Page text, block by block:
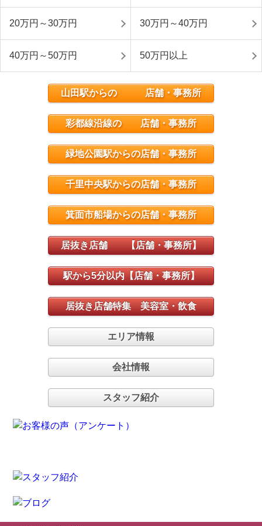
20万円～30万円 30万円～40万円
40万円～50万円 50万円以上
山田駅からの 店舗・事務所
彩都線沿線の 店舗・事務所
緑地公園駅からの店舗・事務所
千里中央駅からの店舗・事務所
箕面市船場からの店舗・事務所
居抜き店舗 【店舗・事務所】
駅から5分以内【店舗・事務所】
居抜き店舗特集 美容室・飲食
エリア情報
会社情報
スタッフ紹介